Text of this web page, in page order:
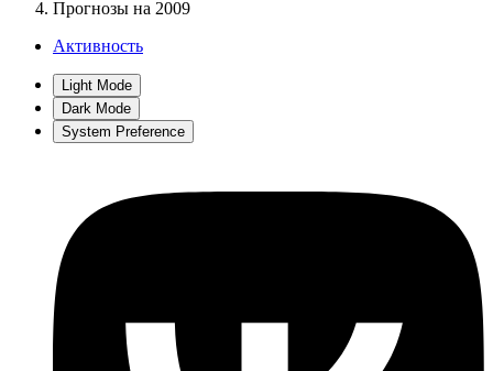
Прогнозы на 2009
Активность
Light Mode
Dark Mode
System Preference